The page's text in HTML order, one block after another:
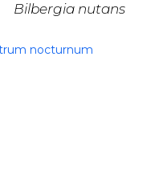
Bilbergia nutans